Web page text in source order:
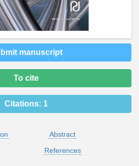
manuscript
To cite
Citations: 1
Abstract
References